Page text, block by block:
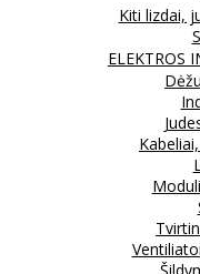
Kiti lizdai,
ELEKTROS